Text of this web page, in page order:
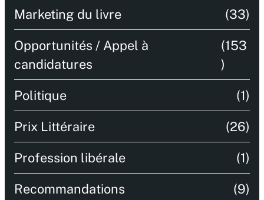
Marketing du livre (33)
Opportunités / Appel à
candidatures
(153
)
Politique (1)
Prix Littéraire (26)
Profession libérale (1)
Recommandations (9)